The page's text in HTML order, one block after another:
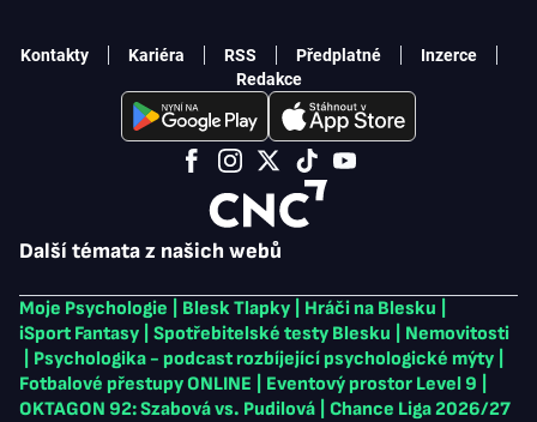
Další témata z našich webů
Moje Psychologie Blesk Tlapky Hráči na Blesku
iSport Fantasy
Spotřebitelské testy Blesku
Nemovitosti
Psychologika - podcast rozbíjející psychologické mýty
Fotbalové přestupy ONLINE
Eventový prostor Level 9
OKTAGON 92: Szabová vs. Pudilová
Chance Liga 2026/27
Kontakty Kariéra RSS Předplatné
Inzerce
Redakce